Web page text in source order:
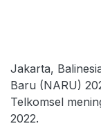
Jakarta,
Baru (NARU)
Telkomsel
2022.